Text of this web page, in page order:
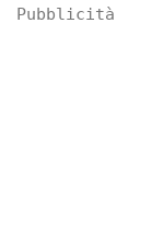
Pubblicità